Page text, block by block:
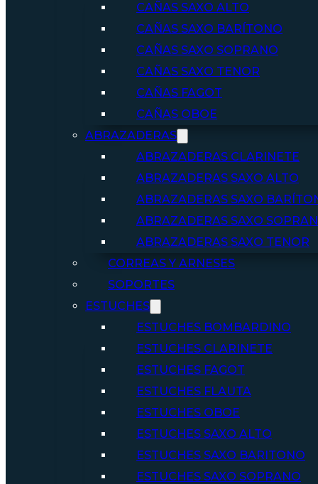
CAÑAS SAXO ALTO
CAÑAS SAXO BARÍTONO
CAÑAS SAXO SOPRANO
CAÑAS SAXO TENOR
CAÑAS FAGOT
CAÑAS OBOE
ABRAZADERAS
ABRAZADERAS CLARINETE
ABRAZADERAS SAXO ALTO
ABRAZADERAS SAXO
ABRAZADERAS SAXO
ABRAZADERAS SAXO TENOR
CORREAS Y ARNESES
SOPORTES
ESTUCHES
ESTUCHES BOMBARDINO
ESTUCHES CLARINETE
ESTUCHES FAGOT
ESTUCHES FLAUTA
ESTUCHES OBOE
ESTUCHES SAXO ALTO
ESTUCHES SAXO BARITONO
ESTUCHES SAXO SOPRANO